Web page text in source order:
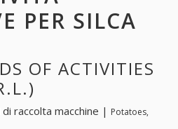
PER SILCA
OF ACTIVITIES
raccolta macchine | Potatoes,